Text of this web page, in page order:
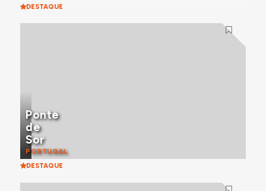
DESTAQUE
Ponte
de
Sor
PORTUGAL
DESTAQUE